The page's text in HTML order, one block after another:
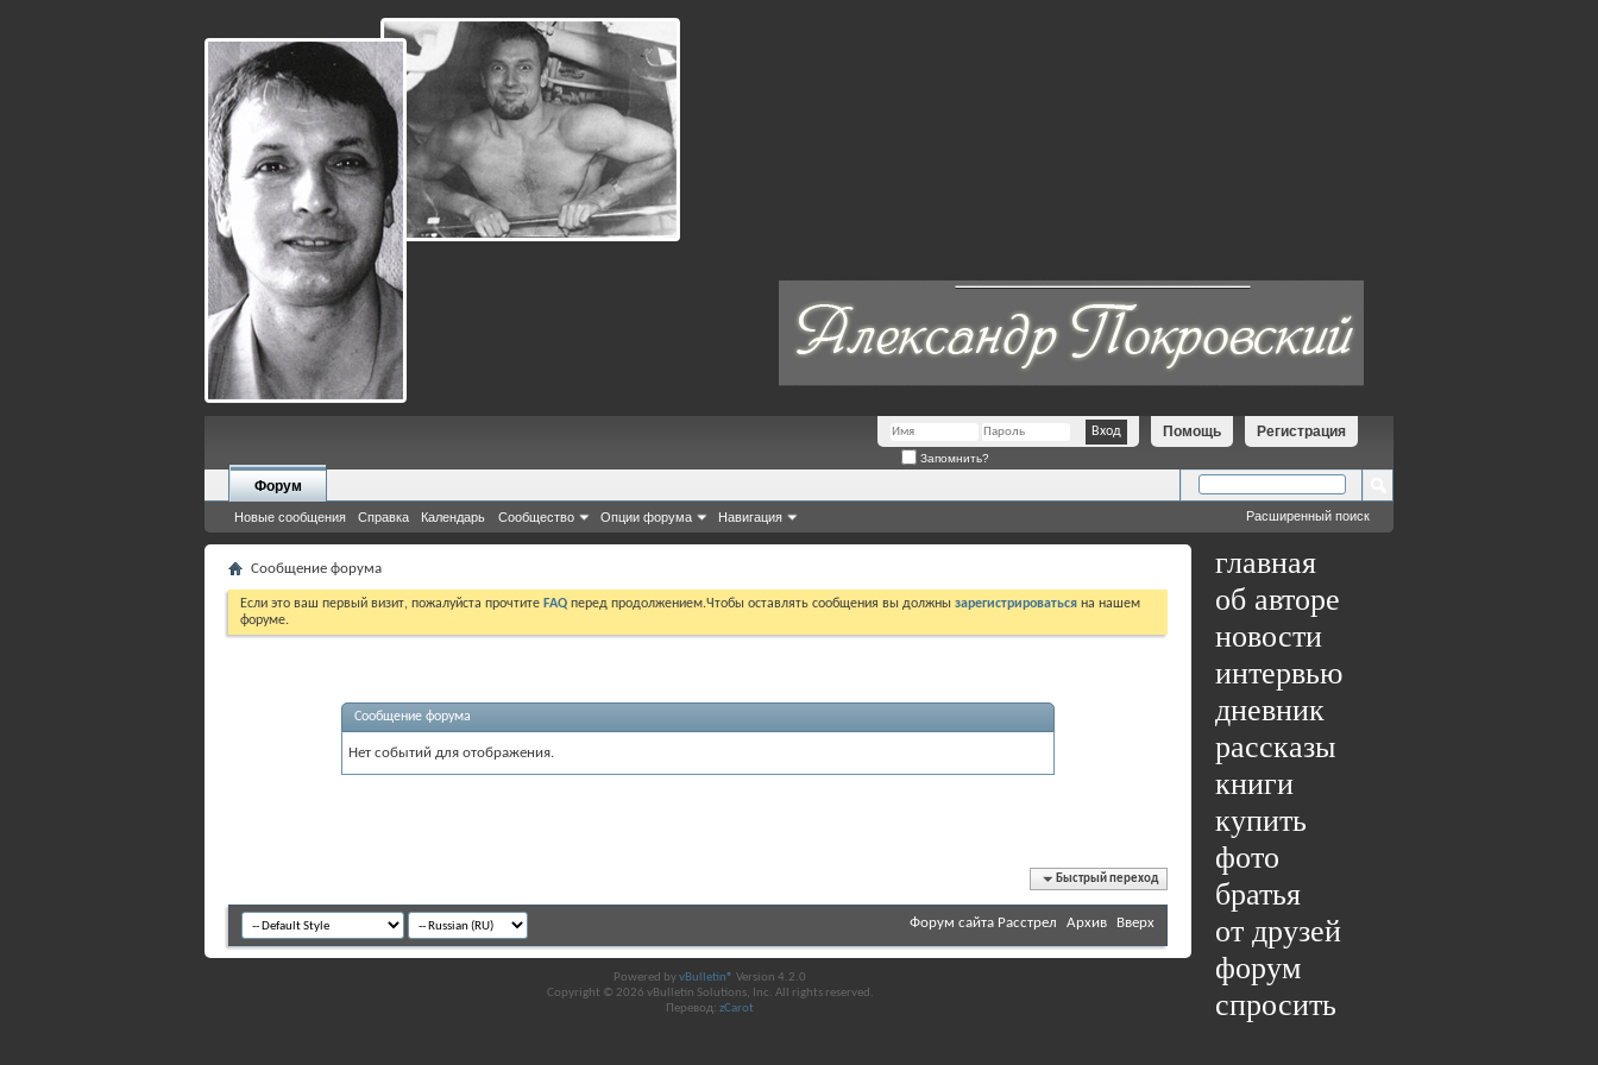
Регистрация
Помощь
Запомнить?
Форум
Новые сообщения Справка Календарь Сообщество Опции форума Навигация Расширенный поиск
главная
об авторе
новости
интервью
дневник
рассказы
книги
купить
фото
братья
от друзей
форум
спросить
Сообщение форума
Если это ваш первый визит, пожалуйста прочтите FAQ перед продолжением.Чтобы оставлять сообщения вы должны зарегистрироваться на нашем
форуме.
Сообщение форума
Нет событий для отображения.
Быстрый переход
Форум сайта Расстрел Архив Вверх
Powered byvBulletin® Version 4.2.0
Copyright © 2026 vBulletin Solutions, Inc. All rights reserved.
Перевод: zCarot